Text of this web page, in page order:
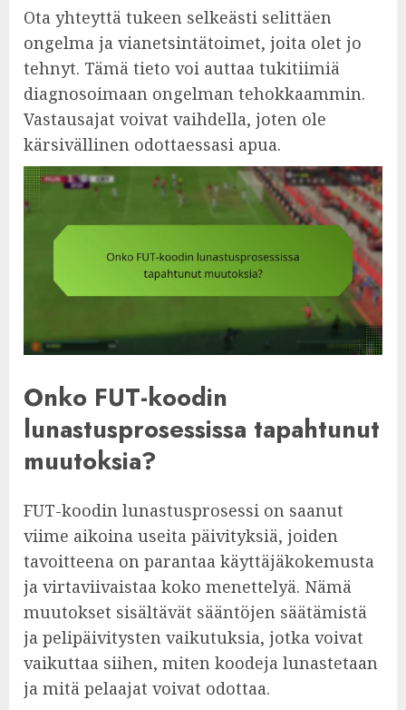
Ota yhteyttä tukeen selkeästi selittäen
ongelma ja vianetsintätoimet, joita olet jo
tehnyt. Tämä tieto voi auttaa tukitiimiä
diagnosoimaan ongelman tehokkaammin.
Vastausajat voivat vaihdella, joten ole
kärsivällinen odottaessasi apua.
Onko FUT-koodin
lunastusprosessissa tapahtunut
muutoksia?
FUT-koodin lunastusprosessi on saanut
viime aikoina useita päivityksiä, joiden
tavoitteena on parantaa käyttäjäkokemusta
ja virtaviivaistaa koko menettelyä. Nämä
muutokset sisältävät sääntöjen säätämistä
ja pelipäivitysten vaikutuksia, jotka voivat
vaikuttaa siihen, miten koodeja lunastetaan
ja mitä pelaajat voivat odottaa.